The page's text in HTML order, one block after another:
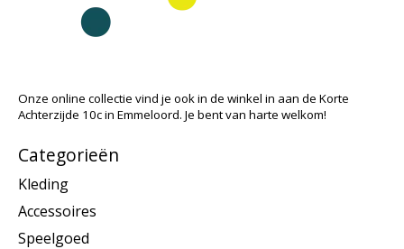
Onze online collectie vind je ook in de winkel in aan de Korte
Achterzijde 10c in Emmeloord. Je bent van harte welkom!
Categorieën
Kleding
Accessoires
Speelgoed